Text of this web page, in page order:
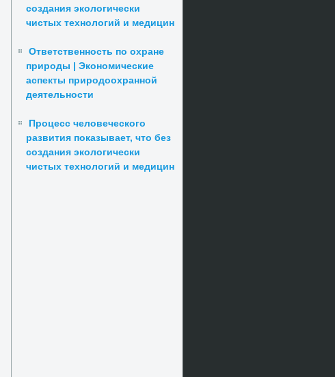
создания экологически
чистых технологий и медицин
Ответственность по охране
природы | Экономические
аспекты природоохранной
деятельности
Процесс человеческого
развития показывает, что без
создания экологически
чистых технологий и медицин